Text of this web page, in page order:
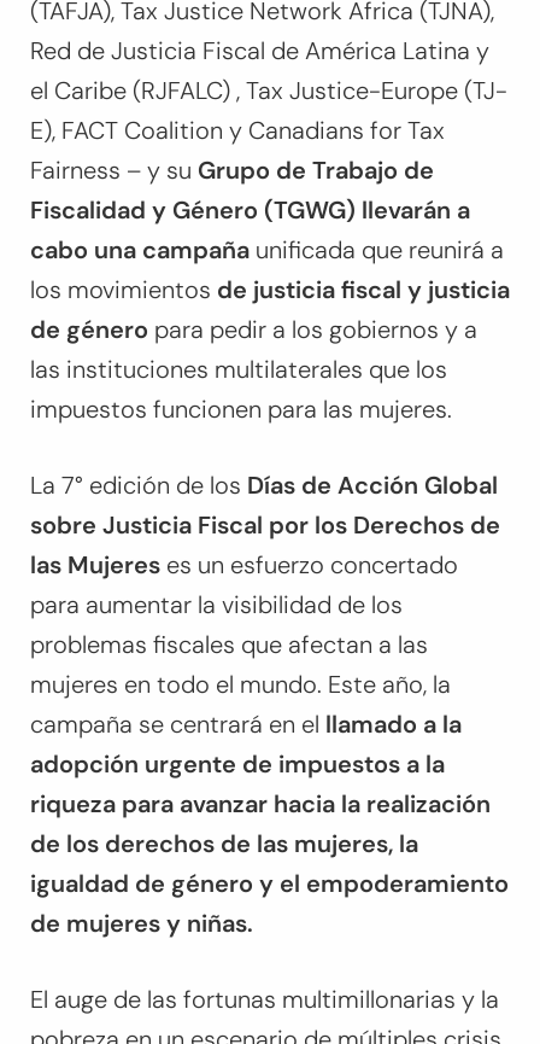
(TAFJA), Tax Justice Network Africa (TJNA),
Red de Justicia Fiscal de América Latina y
el Caribe (RJFALC) , Tax Justice-Europe (TJ-
E), FACT Coalition y Canadians for Tax
Fairness – y su Grupo de Trabajo de
Fiscalidad y Género (TGWG) llevarán a
cabo una campaña unificada que reunirá a
los movimientos de justicia fiscal y justicia
de género para pedir a los gobiernos y a
las instituciones multilaterales que los
impuestos funcionen para las mujeres.
La 7° edición de los Días de Acción Global
sobre Justicia Fiscal por los Derechos de
las Mujeres es un esfuerzo concertado
para aumentar la visibilidad de los
problemas fiscales que afectan a las
mujeres en todo el mundo. Este año, la
campaña se centrará en el llamado a la
adopción urgente de impuestos a la
riqueza para avanzar hacia la realización
de los derechos de las mujeres, la
igualdad de género y el empoderamiento
de mujeres y niñas.
El auge de las fortunas multimillonarias y la